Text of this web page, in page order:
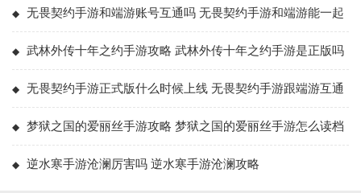
无畏契约手游和端游账号互通吗 无畏契约手游和端游能一起
武林外传十年之约手游攻略 武林外传十年之约手游是正版吗
无畏契约手游正式版什么时候上线 无畏契约手游跟端游互通
梦狱之国的爱丽丝手游攻略 梦狱之国的爱丽丝手游怎么读档
逆水寒手游沧澜厉害吗 逆水寒手游沧澜攻略